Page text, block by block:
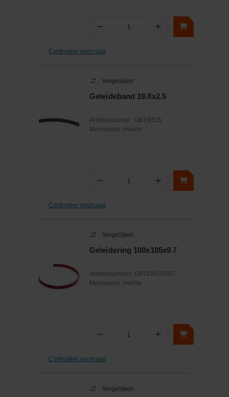
− Aantal +
Controleer voorraad
Vergelijken
Geleideband 19.8x2.5
Artikelnummer: GB19825
Merknaam: Hallite
− Aantal +
Controleer voorraad
Vergelijken
Geleidering 100x105x9.7
Artikelnummer: GRI10010597
Merknaam: Hallite
− Aantal +
Controleer voorraad
Vergelijken